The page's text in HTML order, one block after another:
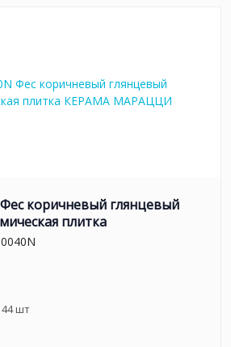
коричневый глянцевый
плитка
44шт